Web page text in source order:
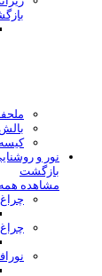
نور و
بازگشت
مشاهده همه